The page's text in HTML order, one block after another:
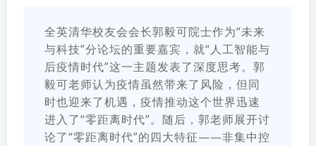
全英清华校友会会长郭毅可院士作为“未来
与科技”分论坛的重要嘉宾，就“人工智能与
后疫情时代”这一主题发表了深度思考。郭
毅可老师认为疫情虽然带来了风险，但同
时也迎来了机遇，疫情推动这个世界迅速
进入了“零距离时代”。随后，郭老师展开讨
论了“零距离时代”的四大特征——非集中控